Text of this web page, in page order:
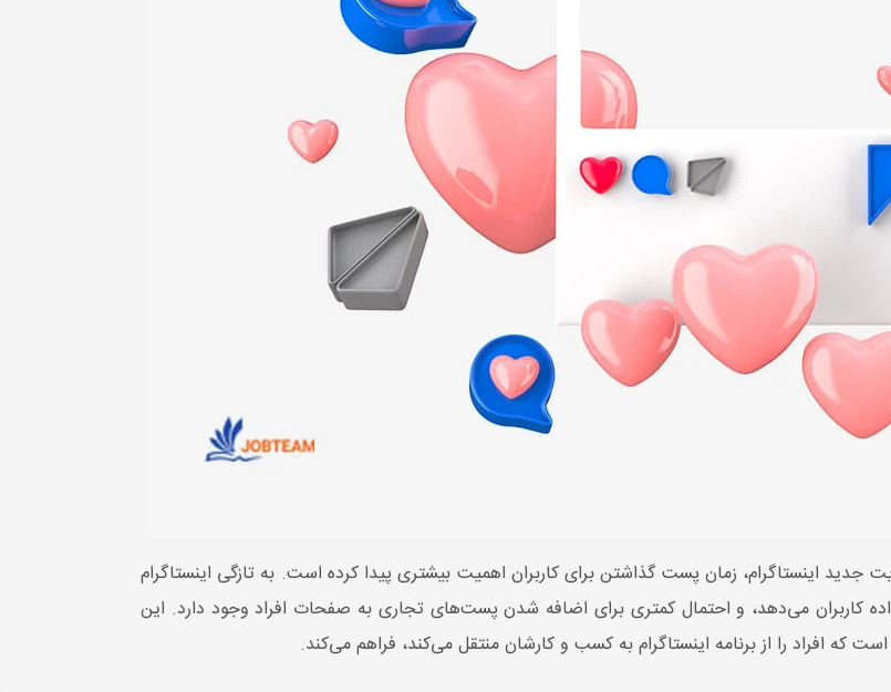
جدید اینستاگرام، زمان پست گذاشتن برای کاربران اهمیت بیشتری پیدا کرده است. به تازگی اینستاگرام
کاربران می‌دهد، و احتمال کمتری برای اضافه شدن پست‌های تجاری به صفحات افراد وجود دارد. این
افراد را از برنامه اینستاگرام به کسب و کارشان منتقل می‌کند، فراهم می‌کند.